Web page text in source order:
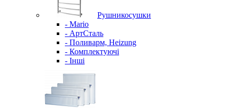
Рушникосушки
- Mario
- АртСталь
- Поливарм, Heizung
- Комплектуючі
- Інші